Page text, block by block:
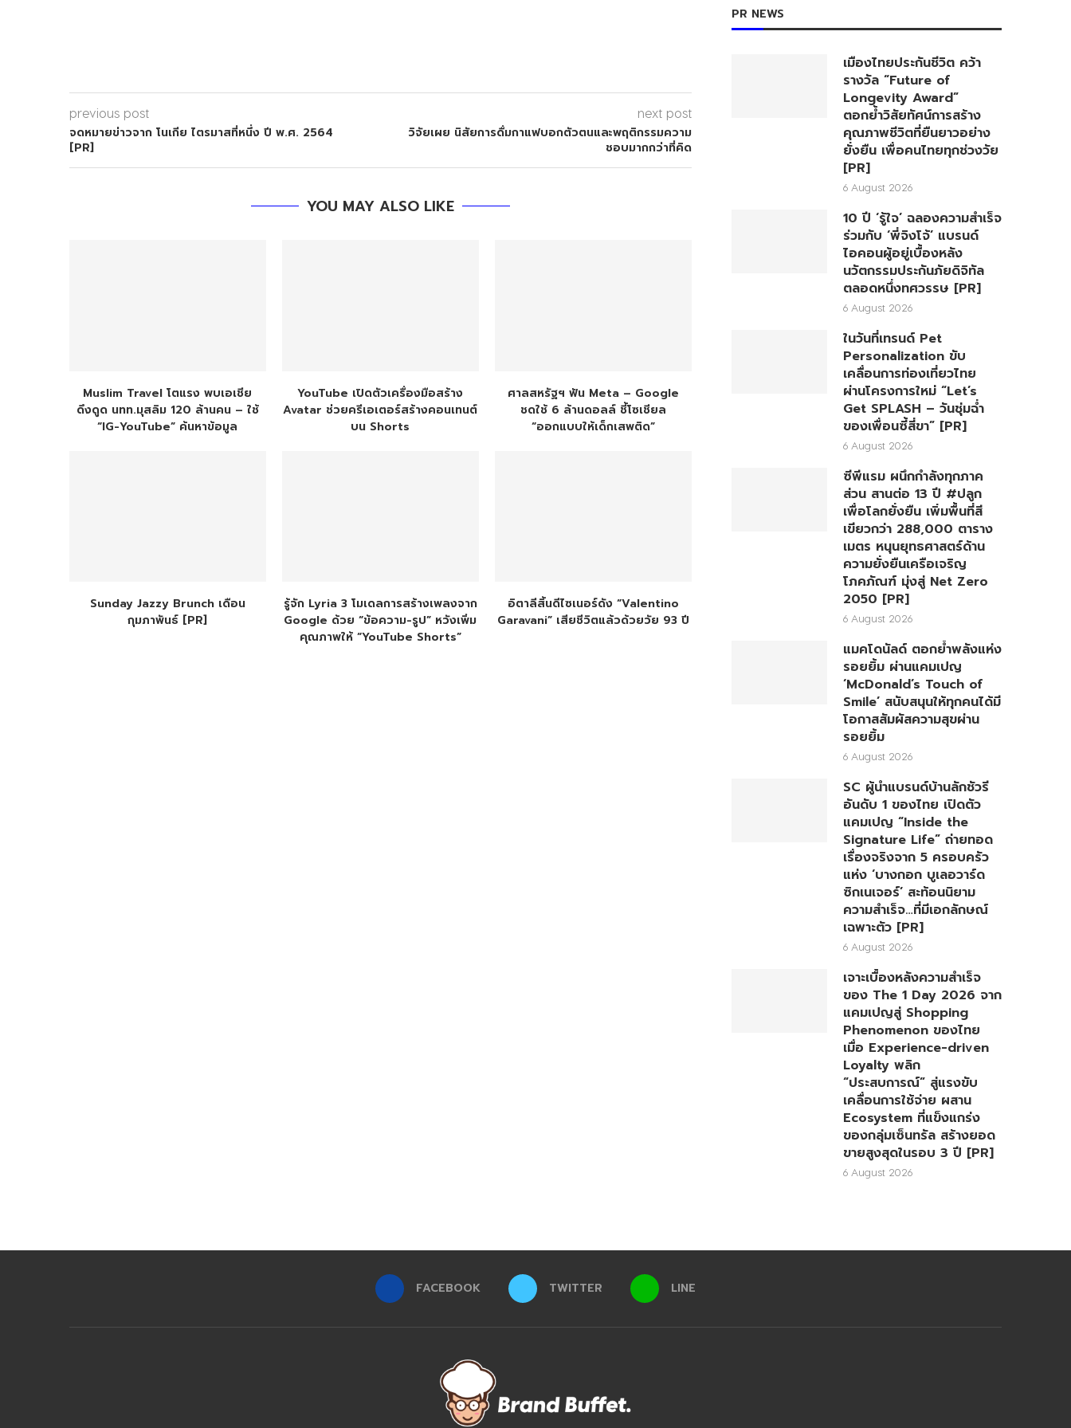
previous post
จดหมายข่าวจาก โนเกีย ไตรมาสที่หนึ่ง ปี พ.ศ. 2564
[PR]
next post
วิจัยเผย นิสัยการดื่มกาแฟบอกตัวตนและพฤติกรรมความ
ชอบมากกว่าที่คิด
YOU MAY ALSO LIKE
Muslim Travel โตแรง พบเอเชีย
ดึงดูด นทท.มุสลิม 120 ล้านคน – ใช้
“IG-YouTube” ค้นหาข้อมูล
YouTube เปิดตัวเครื่องมือสร้าง
Avatar ช่วยครีเอเตอร์สร้างคอนเทนต์
บน Shorts
ศาลสหรัฐฯ ฟัน Meta – Google
ชดใช้ 6 ล้านดอลล์ ชี้โซเชียล
“ออกแบบให้เด็กเสพติด”
Sunday Jazzy Brunch เดือน
กุมภาพันธ์ [PR]
รู้จัก Lyria 3 โมเดลการสร้างเพลงจาก
Google ด้วย “ข้อความ-รูป” หวังเพิ่ม
คุณภาพให้ “YouTube Shorts”
อิตาลีสิ้นดีไซเนอร์ดัง “Valentino
Garavani” เสียชีวิตแล้วด้วยวัย 93 ปี
PR NEWS
เมืองไทยประกันชีวิต คว้า
รางวัล “Future of
Longevity Award”
ตอกย้ำวิสัยทัศน์การสร้าง
คุณภาพชีวิตที่ยืนยาวอย่าง
ยั่งยืน เพื่อคนไทยทุกช่วงวัย
[PR]
6 August 2026
10 ปี ‘รู้ใจ’ ฉลองความสำเร็จ
ร่วมกับ ‘พี่จิงโจ้’ แบรนด์
ไอคอนผู้อยู่เบื้องหลัง
นวัตกรรมประกันภัยดิจิทัล
ตลอดหนึ่งทศวรรษ [PR]
6 August 2026
ในวันที่เทรนด์ Pet
Personalization ขับ
เคลื่อนการท่องเที่ยวไทย
ผ่านโครงการใหม่ “Let’s
Get SPLASH – วันชุ่มฉ่ำ
ของเพื่อนซี้สี่ขา” [PR]
6 August 2026
ซีพีแรม ผนึกกำลังทุกภาค
ส่วน สานต่อ 13 ปี #ปลูก
เพื่อโลกยั่งยืน เพิ่มพื้นที่สี
เขียวกว่า 288,000 ตาราง
เมตร หนุนยุทธศาสตร์ด้าน
ความยั่งยืนเครือเจริญ
โภคภัณฑ์ มุ่งสู่ Net Zero
2050 [PR]
6 August 2026
แมคโดนัลด์ ตอกย้ำพลังแห่ง
รอยยิ้ม ผ่านแคมเปญ
‘McDonald’s Touch of
Smile’ สนับสนุนให้ทุกคนได้มี
โอกาสสัมผัสความสุขผ่าน
รอยยิ้ม
6 August 2026
SC ผู้นำแบรนด์บ้านลักชัวรี
อันดับ 1 ของไทย เปิดตัว
แคมเปญ “Inside the
Signature Life” ถ่ายทอด
เรื่องจริงจาก 5 ครอบครัว
แห่ง ‘บางกอก บูเลอวาร์ด
ซิกเนเจอร์’ สะท้อนนิยาม
ความสำเร็จ…ที่มีเอกลักษณ์
เฉพาะตัว [PR]
6 August 2026
เจาะเบื้องหลังความสำเร็จ
ของ The 1 Day 2026 จาก
แคมเปญสู่ Shopping
Phenomenon ของไทย
เมื่อ Experience-driven
Loyalty พลิก
“ประสบการณ์” สู่แรงขับ
เคลื่อนการใช้จ่าย ผสาน
Ecosystem ที่แข็งแกร่ง
ของกลุ่มเซ็นทรัล สร้างยอด
ขายสูงสุดในรอบ 3 ปี [PR]
6 August 2026
FACEBOOK TWITTER LINE